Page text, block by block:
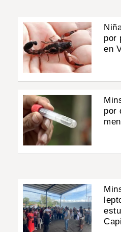
por
en
por